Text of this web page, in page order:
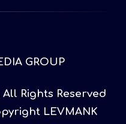
Rights Reserved
LEVMANK